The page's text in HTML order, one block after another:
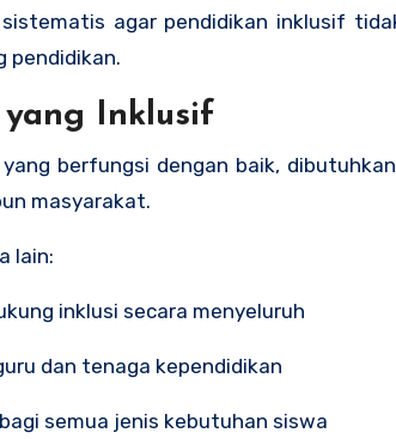
agar pendidikan inklusif
pendidikan.
Inklusif
berfungsi dengan baik,
masyarakat.
lain:
inklusi secara menyeluruh
dan tenaga kependidikan
semua jenis kebutuhan siswa